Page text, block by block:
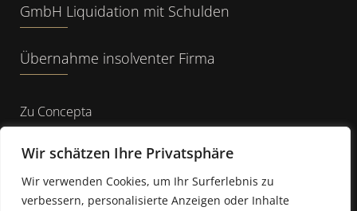
Wir schätzen Ihre Privatsphäre
Wir verwenden Cookies, um Ihr Surferlebnis zu
verbessern, personalisierte Anzeigen oder Inhalte
GmbH Liquidation mit Schulden
Übernahme insolventer Firma
Zu Concepta
FAQ
Über Concepta